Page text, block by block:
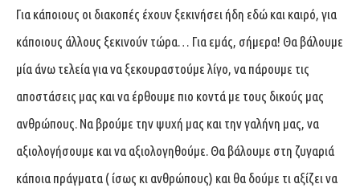
Για κάποιους οι διακοπές έχουν ξεκινήσει ήδη εδώ και καιρό, για
κάποιους άλλους ξεκινούν τώρα… Για εμάς, σήμερα! Θα βάλουμε
μία άνω τελεία για να ξεκουραστούμε λίγο, να πάρουμε τις
αποστάσεις μας και να έρθουμε πιο κοντά με τους δικούς μας
ανθρώπους. Να βρούμε την ψυχή μας και την γαλήνη μας, να
αξιολογήσουμε και να αξιολογηθούμε. Θα βάλουμε στη ζυγαριά
κάποια πράγματα ( ίσως κι ανθρώπους) και θα δούμε τι αξίζει να